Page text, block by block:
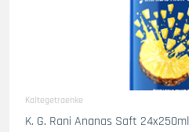
Kaltegetraenke
K. G. Rani Ananas Saft 24x250ml